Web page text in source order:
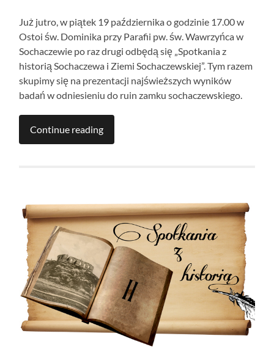
Już jutro, w piątek 19 października o godzinie 17.00 w
Ostoi św. Dominika przy Parafii pw. św. Wawrzyńca w
Sochaczewie po raz drugi odbędą się „Spotkania z
historią Sochaczewa i Ziemi Sochaczewskiej”. Tym razem
skupimy się na prezentacji najświeższych wyników
badań w odniesieniu do ruin zamku sochaczewskiego.
Continue reading